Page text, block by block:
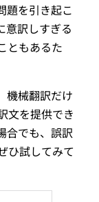
題を引き起こ
意訳しすぎる
ともあるた
機械翻訳だけ
文を提供でき
合でも、誤訳
ひ試してみて